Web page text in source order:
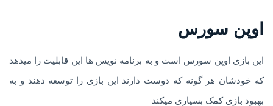
اوپن سورس
این بازی اوپن سورس است و به برنامه نویس ها این قابلیت را میدهد
که خودشان هر گونه که دوست دارند این بازی را توسعه دهند و به
بهبود بازی کمک بسیاری میکند